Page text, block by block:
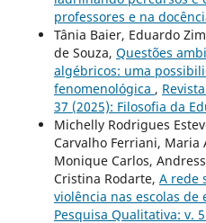
professores e na
Tânia Baier, Eduardo
de Souza, Questões
algébricos: uma
fenomenológica ,
37 (2025): Filosofia da
Michelly Rodrigues
Carvalho Ferriani, Maria
Monique Carlos,
Cristina Rodarte, A rede
violência nas escolas de
Pesquisa Qualitativa: v.